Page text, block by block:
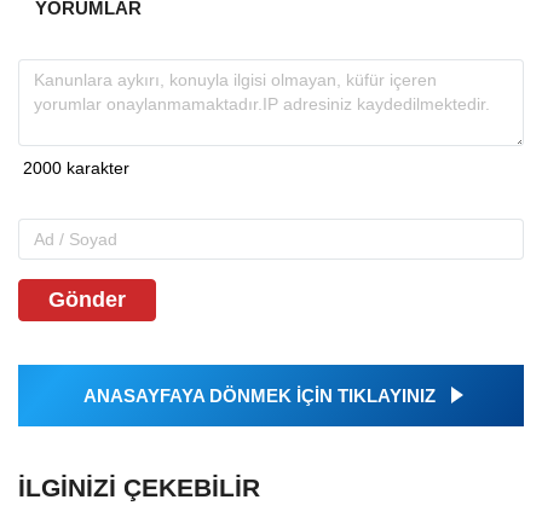
YORUMLAR
Gönder
ANASAYFAYA DÖNMEK İÇİN TIKLAYINIZ
İLGINIZI ÇEKEBILIR